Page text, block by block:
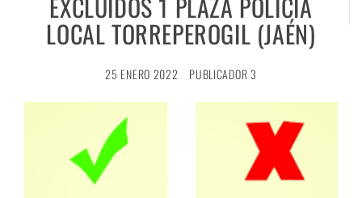
LOCAL TORREPEROGIL (JAÉN)
25 ENERO 2022 PUBLICADOR 3